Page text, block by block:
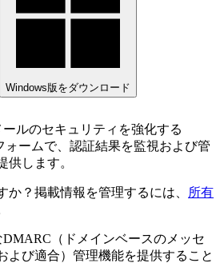
Windows版をダウンロード
ルのセキュリティを強化する
ームで、認証結果を監視および管
供します。
か？掲載情報を管理するには、
所有
（ドメインベースのメッセ
よび適合）管理機能を提供すること